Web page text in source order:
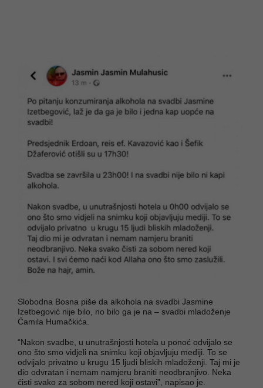
Slobodna Bosna piše da alkohola na svadbi Jasmine
Izetbegović nije bilo, no bilo ga je na – svadbi mladoženje
Ćamila Humačkića.
“Nakon svadbe, u unutrašnjosti hotela u ponoć odvijalo se
ono što smo vidjeli na snimku koji objavljuju mediji. To se
odvijalo privatno u krugu 15 ljudi bliskih mladoženji. Taj mi je
dio odvratan i nemam namjeru braniti neodbranjivo. Neka
čisti svako za sobom nered koji ostavi”, napisao je.